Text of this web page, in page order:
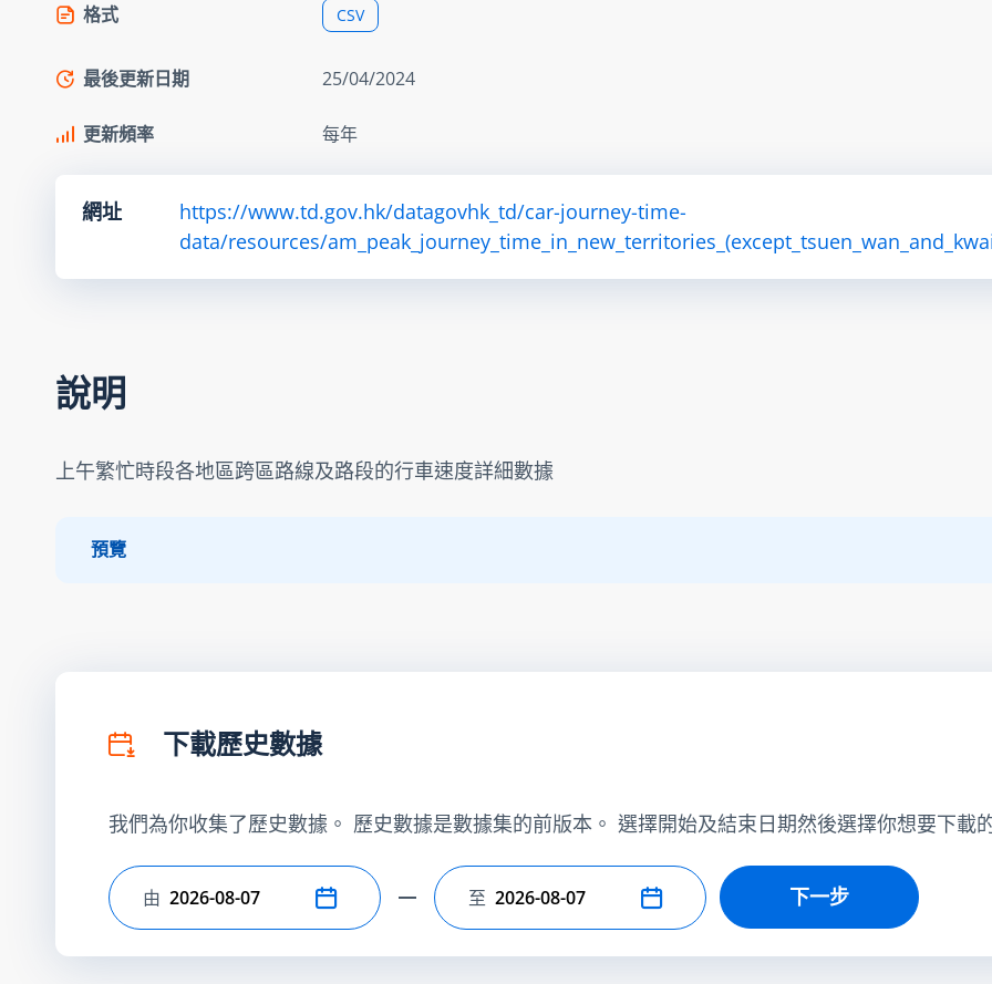
格式 CSV
最後更新日期 25/04/2024
更新頻率 每年
網址
https://www.td.gov.hk/datagovhk_td/car-journey-time-
data/resources/
說明
上午繁忙時段各地區跨區路線及路段的行車速度詳細數據
預覽
下載歷史數據
我們為你收集了歷史數據。 歷史數據是數據集的前版本。 選擇開始及結束日期然後選擇你想要下載
選擇開始日期
由 選擇結束日期
至 下一步